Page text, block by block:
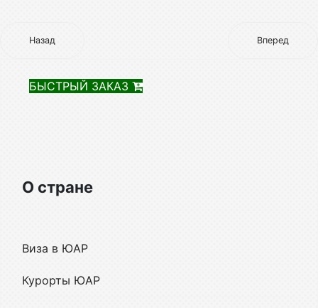
Назад Вперед
БЫСТРЫЙ ЗАКАЗ
О стране
Виза в ЮАР
Курорты ЮАР